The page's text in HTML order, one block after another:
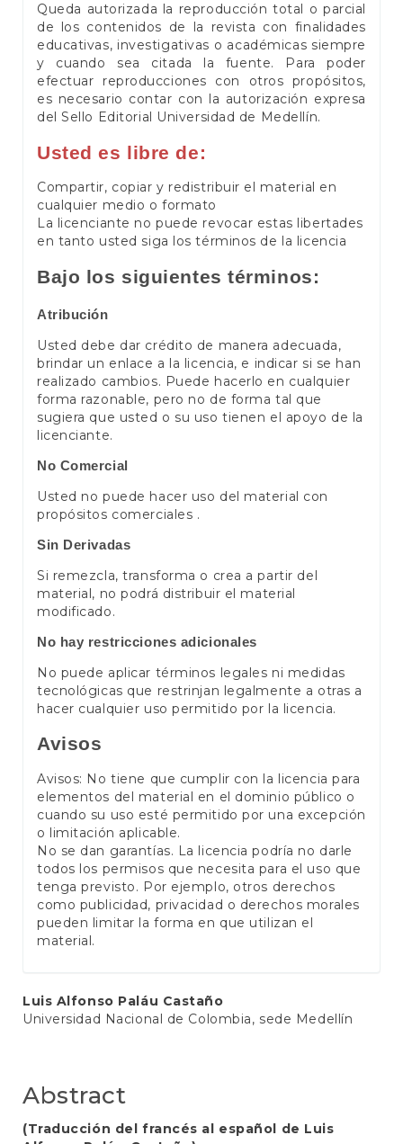
Queda autorizada la reproducción total o parcial
de los contenidos de la revista con finalidades
educativas, investigativas o académicas siempre
y cuando sea citada la fuente. Para poder
efectuar reproducciones con otros propósitos,
es necesario contar con la autorización expresa
del Sello Editorial Universidad de Medellín.
Usted es libre de:
Compartir, copiar y redistribuir el material en
cualquier medio o formato
La licenciante no puede revocar estas libertades
en tanto usted siga los términos de la licencia
Bajo los siguientes términos:
Atribución
Usted debe dar crédito de manera adecuada,
brindar un enlace a la licencia, e indicar si se han
realizado cambios. Puede hacerlo en cualquier
forma razonable, pero no de forma tal que
sugiera que usted o su uso tienen el apoyo de la
licenciante.
No Comercial
Usted no puede hacer uso del material con
propósitos comerciales .
Sin Derivadas
Si remezcla, transforma o crea a partir del
material, no podrá distribuir el material
modificado.
No hay restricciones adicionales
No puede aplicar términos legales ni medidas
tecnológicas que restrinjan legalmente a otras a
hacer cualquier uso permitido por la licencia.
Avisos
Avisos: No tiene que cumplir con la licencia para
elementos del material en el dominio público o
cuando su uso esté permitido por una excepción
o limitación aplicable.
No se dan garantías. La licencia podría no darle
todos los permisos que necesita para el uso que
tenga previsto. Por ejemplo, otros derechos
como publicidad, privacidad o derechos morales
pueden limitar la forma en que utilizan el
material.
Main
Article
Luis Alfonso Paláu Castaño
Universidad Nacional de Colombia, sede Medellín
Abstract
(Traducción del francés al español de Luis